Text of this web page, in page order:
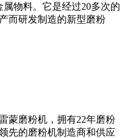
物料。它是经过20多次的
而研发制造的新型磨粉
蒙磨粉机，拥有22年磨粉
先的磨粉机制造商和供应